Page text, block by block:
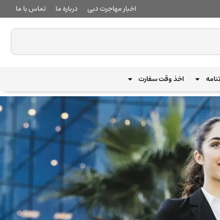
اخبار مهاجرت دبی درباره ما تماس با ما
اخذ وقت سفارت